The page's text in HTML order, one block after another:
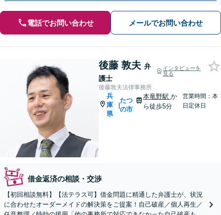
電話でお問い合わせ メールでお問い合わせ
後藤 敦夫 弁
護士
インタビューを
見る
後藤敦夫法律事務所
兵
庫
県
|
たつ
の市
本竜野駅か
ら徒歩5分
営業時間：本
日定休日
借金返済の相談・交渉
【初回相談無料】【法テラス可】借金問題に精通した弁護士が、状況
に合わせたオーダーメイドの解決策をご提案！自己破産／個人再生／